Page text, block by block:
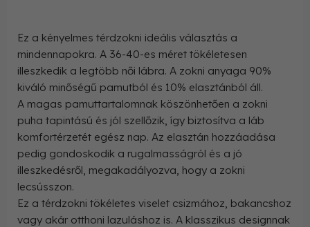
Ez a kényelmes térdzokni ideális választás a
mindennapokra. A 36-40-es méret tökéletesen
illeszkedik a legtöbb női lábra. A zokni anyaga 90%
kiváló minőségű pamutból és 10% elasztánból áll.
A magas pamuttartalomnak köszönhetően a zokni
puha tapintású és jól szellőzik, így biztosítva a láb
komfortérzetét egész nap. Az elasztán hozzáadása
pedig gondoskodik a rugalmasságról és a jó
illeszkedésről, megakadályozva, hogy a zokni
lecsússzon.
Ez a térdzokni tökéletes viselet csizmához, bakancshoz
vagy akár otthoni lazuláshoz is. A klasszikus designnak